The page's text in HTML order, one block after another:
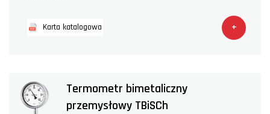
Karta katalogowa +
Termometr bimetaliczny
przemysłowy TBiSCh